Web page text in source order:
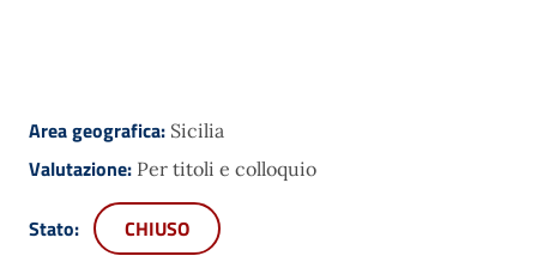
Area geografica: Sicilia
Valutazione: Per titoli e colloquio
Stato:
CHIUSO